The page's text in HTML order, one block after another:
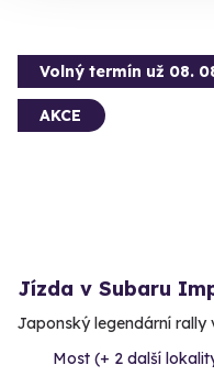
Volný termín už 08.
AKCE
Jízda v Subaru
Japonský legendární rally
Most (+ 2 další